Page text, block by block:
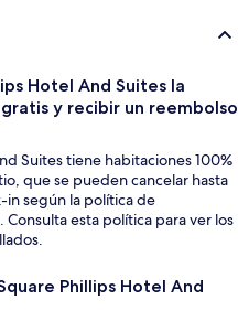
Hotel And Suites la
y recibir un reembolso
Suites tiene habitaciones 100%
que se pueden cancelar hasta
in según la política de
esta política para ver los
Phillips Hotel And